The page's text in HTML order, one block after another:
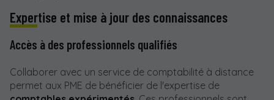
Expertise et mise à jour des connaissances
Accès à des professionnels qualifiés
Collaborer avec un service de comptabilité à distance
permet aux PME de bénéficier de l'expertise de